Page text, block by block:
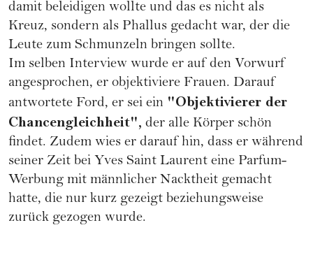
damit beleidigen wollte und das es nicht als
Kreuz, sondern als Phallus gedacht war, der die
Leute zum Schmunzeln bringen sollte.
Im selben Interview wurde er auf den Vorwurf
angesprochen, er objektiviere Frauen. Darauf
antwortete Ford, er sei ein "Objektivierer der
Chancengleichheit", der alle Körper schön
findet. Zudem wies er darauf hin, dass er während
seiner Zeit bei Yves Saint Laurent eine Parfum-
Werbung mit männlicher Nacktheit gemacht
hatte, die nur kurz gezeigt beziehungsweise
zurück gezogen wurde.